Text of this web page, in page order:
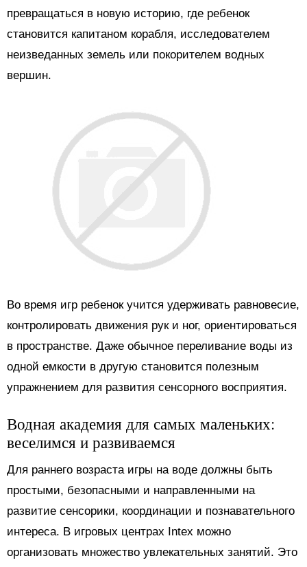
превращаться в новую историю, где ребенок
становится капитаном корабля, исследователем
неизведанных земель или покорителем водных
вершин.
Во время игр ребенок учится удерживать равновесие,
контролировать движения рук и ног, ориентироваться
в пространстве. Даже обычное переливание воды из
одной емкости в другую становится полезным
упражнением для развития сенсорного восприятия.
Водная академия для самых маленьких:
веселимся и развиваемся
Для раннего возраста игры на воде должны быть
простыми, безопасными и направленными на
развитие сенсорики, координации и познавательного
интереса. В игровых центрах Intex можно
организовать множество увлекательных занятий. Это